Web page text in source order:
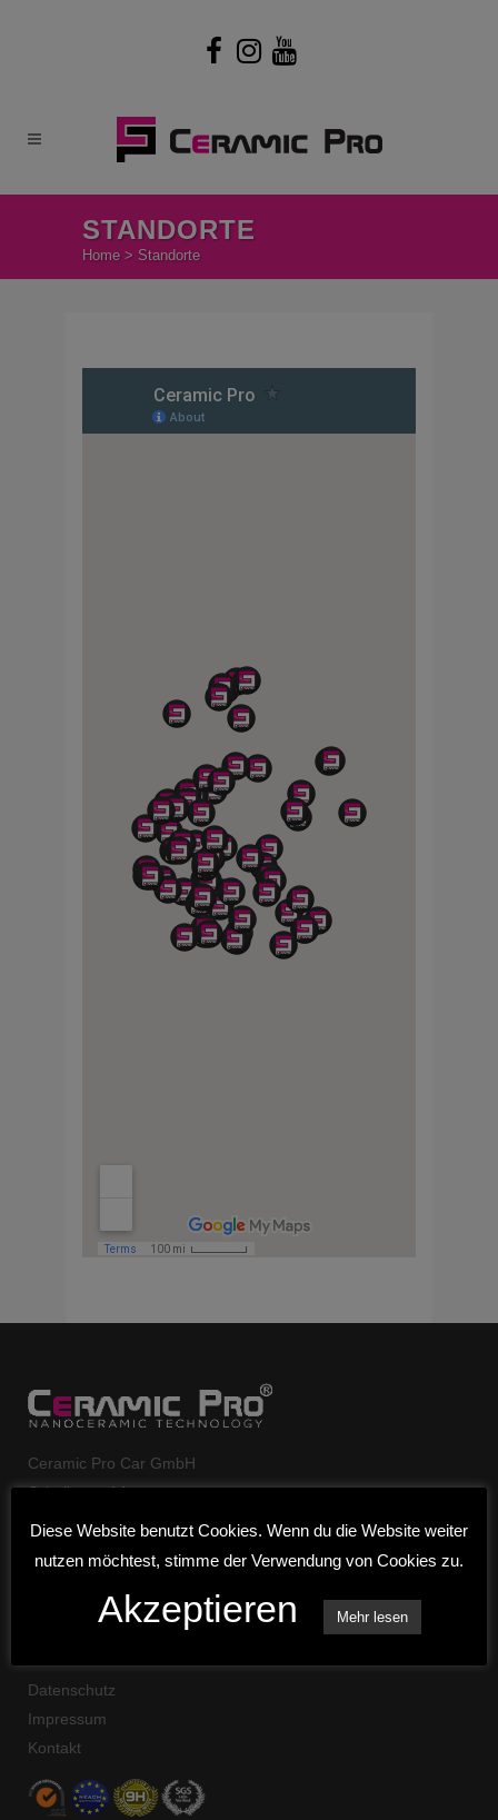
STANDORTE
Home > Standorte
Ceramic Pro Car GmbH
Schölkestr. 14
38118 Braunschweig
Büro: +49 531 87897810
Datenschutz
Impressum
Kontakt
Diese Website benutzt Cookies. Wenn du die Website weiter
nutzen möchtest, stimme der Verwendung von Cookies zu.
Akzeptieren Mehr lesen